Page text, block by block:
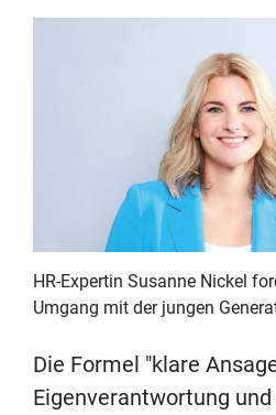
HR-Expertin Susanne Nickel
Umgang mit der jungen
Die Formel "klare
Eigenverantwortung